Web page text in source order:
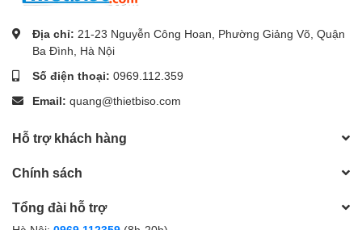
Địa chỉ: 21-23 Nguyễn Công Hoan, Phường Giảng Võ, Quận
Ba Đình, Hà Nội
Số điện thoại: 0969.112.359
Email: quang@thietbiso.com
Hỗ trợ khách hàng
Chính sách
Tổng đài hỗ trợ